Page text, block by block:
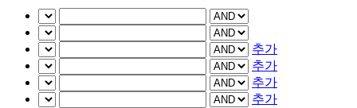
추가
추가
추가
추가